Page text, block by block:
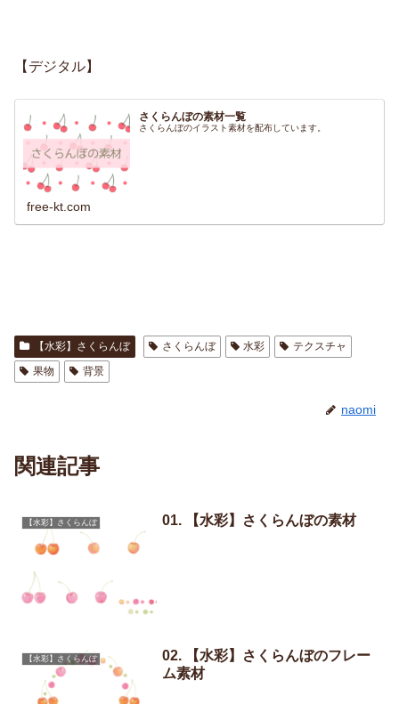
【デジタル】
さくらんぼの素材一覧
さくらんぼのイラスト素材を配布しています。
free-kt.com
【水彩】さくらんぼ さくらんぼ 水彩
テクスチャ
果物
背景
naomi
関連記事
【水彩】さくらんぼ 01. 【水彩】さくらんぼの素材
【水彩】さくらんぼ
02. 【水彩】さくらんぼのフレー
ム素材